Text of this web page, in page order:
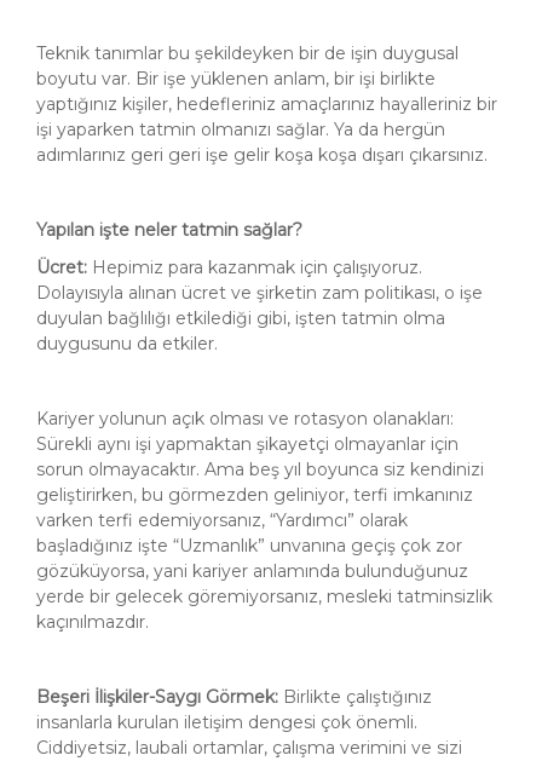
Teknik tanımlar bu şekildeyken bir de işin duygusal
boyutu var. Bir işe yüklenen anlam, bir işi birlikte
yaptığınız kişiler, hedefleriniz amaçlarınız hayalleriniz bir
işi yaparken tatmin olmanızı sağlar. Ya da hergün
adımlarınız geri geri işe gelir koşa koşa dışarı çıkarsınız.
Yapılan işte neler tatmin sağlar?
Ücret: Hepimiz para kazanmak için çalışıyoruz.
Dolayısıyla alınan ücret ve şirketin zam politikası, o işe
duyulan bağlılığı etkilediği gibi, işten tatmin olma
duygusunu da etkiler.
Kariyer yolunun açık olması ve rotasyon olanakları:
Sürekli aynı işi yapmaktan şikayetçi olmayanlar için
sorun olmayacaktır. Ama beş yıl boyunca siz kendinizi
geliştirirken, bu görmezden geliniyor, terfi imkanınız
varken terfi edemiyorsanız, “Yardımcı” olarak
başladığınız işte “Uzmanlık” unvanına geçiş çok zor
gözüküyorsa, yani kariyer anlamında bulunduğunuz
yerde bir gelecek göremiyorsanız, mesleki tatminsizlik
kaçınılmazdır.
Beşeri İlişkiler-Saygı Görmek: Birlikte çalıştığınız
insanlarla kurulan iletişim dengesi çok önemli.
Ciddiyetsiz, laubali ortamlar, çalışma verimini ve sizi